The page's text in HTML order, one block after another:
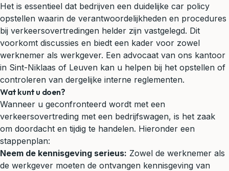
Het is essentieel dat bedrijven een duidelijke car policy
opstellen waarin de verantwoordelijkheden en procedures
bij verkeersovertredingen helder zijn vastgelegd. Dit
voorkomt discussies en biedt een kader voor zowel
werknemer als werkgever. Een advocaat van ons kantoor
in Sint-Niklaas of Leuven kan u helpen bij het opstellen of
controleren van dergelijke interne reglementen.
Wat kunt u doen?
Wanneer u geconfronteerd wordt met een
verkeersovertreding met een bedrijfswagen, is het zaak
om doordacht en tijdig te handelen. Hieronder een
stappenplan:
Neem de kennisgeving serieus: Zowel de werknemer als
de werkgever moeten de ontvangen kennisgeving van